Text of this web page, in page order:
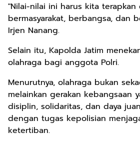
"Nilai-nilai ini harus kita
bermasyarakat, berbangsa, dan
Irjen Nanang.
Selain itu, Kapolda Jatim
olahraga bagi anggota Polri.
Menurutnya, olahraga bukan
melainkan gerakan kebangsaan
disiplin, solidaritas, dan daya
dengan tugas kepolisian
ketertiban.